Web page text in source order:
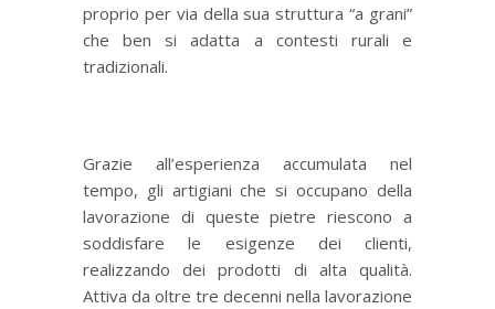
proprio per via della sua struttura “a grani”
che ben si adatta a contesti rurali e
tradizionali.
Grazie all’esperienza accumulata nel
tempo, gli artigiani che si occupano della
lavorazione di queste pietre riescono a
soddisfare le esigenze dei clienti,
realizzando dei prodotti di alta qualità.
Attiva da oltre tre decenni nella lavorazione